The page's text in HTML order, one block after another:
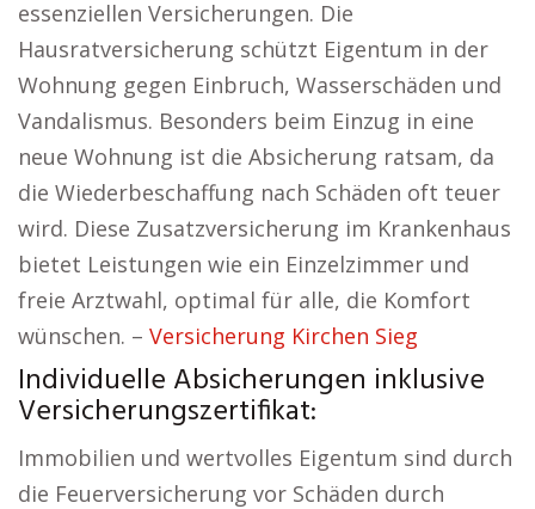
essenziellen Versicherungen. Die
Hausratversicherung schützt Eigentum in der
Wohnung gegen Einbruch, Wasserschäden und
Vandalismus. Besonders beim Einzug in eine
neue Wohnung ist die Absicherung ratsam, da
die Wiederbeschaffung nach Schäden oft teuer
wird. Diese Zusatzversicherung im Krankenhaus
bietet Leistungen wie ein Einzelzimmer und
freie Arztwahl, optimal für alle, die Komfort
wünschen. – Versicherung Kirchen Sieg
Individuelle Absicherungen inklusive
Versicherungszertifikat:
Immobilien und wertvolles Eigentum sind durch
die Feuerversicherung vor Schäden durch